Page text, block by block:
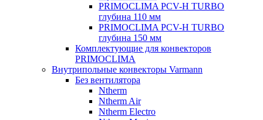
PRIMOCLIMA PCV-H TURBO
глубина 110 мм
PRIMOCLIMA PCV-H TURBO
глубина 150 мм
Комплектующие для конвекторов
PRIMOCLIMA
Внутрипольные конвекторы Varmann
Без вентилятора
Ntherm
Ntherm Air
Ntherm Electro